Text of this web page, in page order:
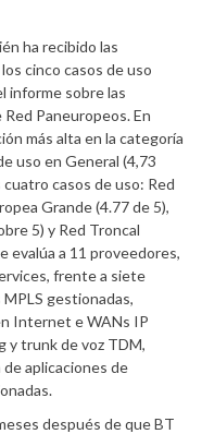
ha recibido las
cinco casos de uso
informe sobre las
Paneuropeos. En
más alta en la categoría
uso en General (4,73
casos de uso: Red
Grande (4.77 de 5),
5) y Red Troncal
evalúa a 11 proveedores,
frente a siete
gestionadas,
Internet e WANs IP
y trunk de voz TDM,
aplicaciones de
después de que BT